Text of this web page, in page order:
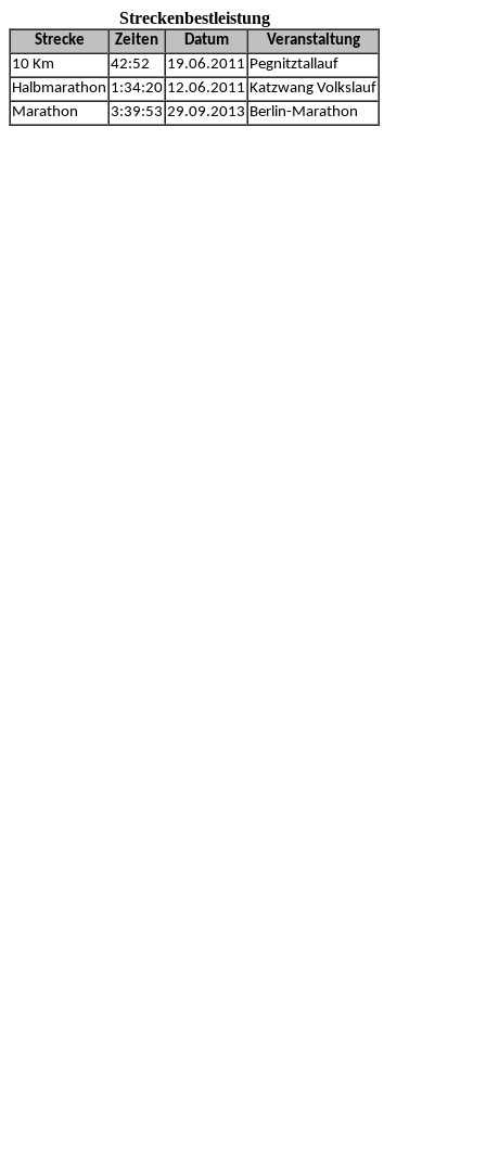
Streckenbestleistung
Strecke Zeiten Datum
Veranstaltung
10 Km
42:52 19.06.2011 Pegnitztallauf
Halbmarathon 1:34:20 12.06.2011 Katzwang Volkslauf
Marathon
3:39:53 29.09.2013 Berlin-Marathon